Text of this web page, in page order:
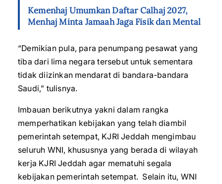
Kemenhaj Umumkan Daftar Calhaj 2027,
Menhaj Minta Jamaah Jaga Fisik dan Mental
“Demikian pula, para penumpang pesawat yang
tiba dari lima negara tersebut untuk sementara
tidak diizinkan mendarat di bandara-bandara
Saudi,” tulisnya.
Imbauan berikutnya yakni dalam rangka
memperhatikan kebijakan yang telah diambil
pemerintah setempat, KJRI Jeddah mengimbau
seluruh WNI, khususnya yang berada di wilayah
kerja KJRI Jeddah agar mematuhi segala
kebijakan pemerintah setempat. Selain itu, WNI